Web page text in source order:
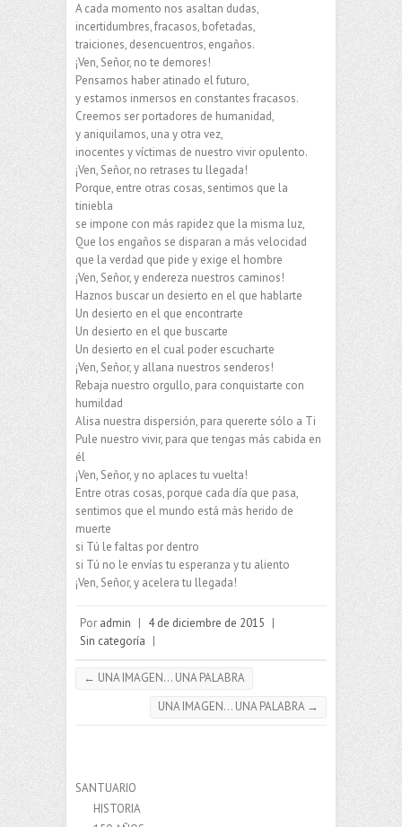
A cada momento nos asaltan dudas,
incertidumbres, fracasos, bofetadas,
traiciones, desencuentros, engaños.
¡Ven, Señor, no te demores!
Pensamos haber atinado el futuro,
y estamos inmersos en constantes fracasos.
Creemos ser portadores de humanidad,
y aniquilamos, una y otra vez,
inocentes y víctimas de nuestro vivir opulento.
¡Ven, Señor, no retrases tu llegada!
Porque, entre otras cosas, sentimos que la
tiniebla
se impone con más rapidez que la misma luz,
Que los engaños se disparan a más velocidad
que la verdad que pide y exige el hombre
¡Ven, Señor, y endereza nuestros caminos!
Haznos buscar un desierto en el que hablarte
Un desierto en el que encontrarte
Un desierto en el que buscarte
Un desierto en el cual poder escucharte
¡Ven, Señor, y allana nuestros senderos!
Rebaja nuestro orgullo, para conquistarte con
humildad
Alisa nuestra dispersión, para quererte sólo a Ti
Pule nuestro vivir, para que tengas más cabida en
él
¡Ven, Señor, y no aplaces tu vuelta!
Entre otras cosas, porque cada día que pasa,
sentimos que el mundo está más herido de
muerte
si Tú le faltas por dentro
si Tú no le envías tu esperanza y tu aliento
¡Ven, Señor, y acelera tu llegada!
Por admin | 4 de diciembre de 2015 |
Sin categoría |
← UNA IMAGEN… UNA PALABRA
UNA IMAGEN… UNA PALABRA →
SANTUARIO
HISTORIA